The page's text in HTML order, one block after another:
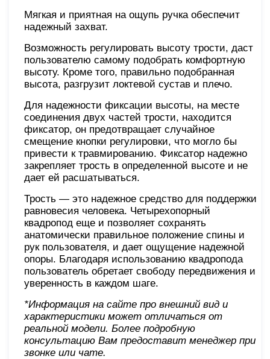
Мягкая и приятная на ощупь ручка обеспечит
надежный захват.
Возможность регулировать высоту трости, даст
пользователю самому подобрать комфортную
высоту. Кроме того, правильно подобранная
высота, разгрузит локтевой сустав и плечо.
Для надежности фиксации высоты, на месте
соединения двух частей трости, находится
фиксатор, он предотвращает случайное
смещение кнопки регулировки, что могло бы
привести к травмированию. Фиксатор надежно
закрепляет трость в определенной высоте и не
дает ей расшатываться.
Трость — это надежное средство для поддержки
равновесия человека. Четырехопорный
квадропод еще и позволяет сохранять
анатомически правильное положение спины и
рук пользователя, и дает ощущение надежной
опоры. Благодаря использованию квадропода
пользователь обретает свободу передвижения и
уверенность в каждом шаге.
*Информация на сайте про внешний вид и
характеристики может отличаться от
реальной модели. Более подробную
консультацию Вам предоставит менеджер при
звонке или чате.